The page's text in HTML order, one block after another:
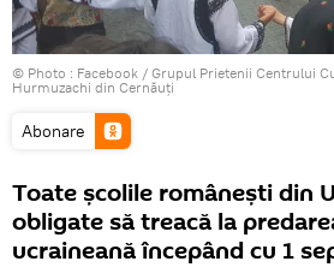
© Photo : Facebook / Grupul Prietenii Centrului
Hurmuzachi din Cernăuţi
Abonare
Toate școlile românești din
obligate să treacă la
ucraineană începând cu 1